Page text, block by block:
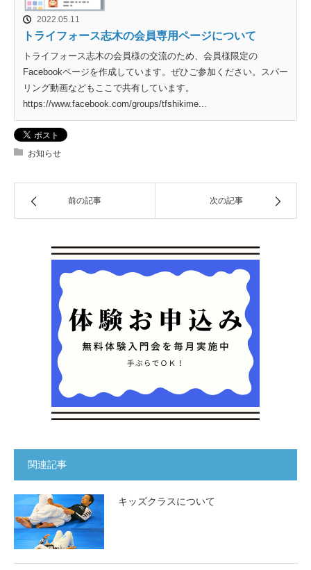
2022.05.11
トライフォース志木の会員専用ページについて
トライフォース志木の会員様の交流のため、会員様限定の
Facebookページを作成しています。ぜひご参加ください。スパー
リング動画などもここで共有しています。
https://www.facebook.com/groups/tfshikime...
お知らせ
前の記事 次の記事
関連記事
キッズクラスについて